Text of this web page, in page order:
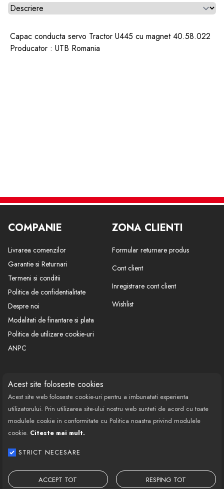
Acest site foloseste cookies
Acest site web foloseste cookie-uri pentru a imbunatati experienta
utilizatorului. Prin utilizarea site-ului nostru web sunteti de acord cu toate
modulele cookie in conformitate cu Politica noastra privind modulele
cookie. Citeste mai mult.
STRICT NECESARE
ACCEPT TOT RESPING TOT
Alegeti tab
Capac conducta servo Tractor U445 cu magnet 40.58.022
Producator : UTB Romania
COMPANIE
Livrarea comenzilor
Garantie si Returnari
Termeni si conditii
Politica de confidentialitate
Despre noi
Modalitati de finantare si plata
Politica de utilizare cookie-uri
ANPC
ZONA CLIENTI
Formular returnare produs
Cont client
Inregistrare cont client
Wishlist
CONTACT
Call Center: 0377 100 941
Program de lucru: Luni-Vineri
08:00 - 18:00
Email: contact@bestautovest.ro
SRL CUI: 32372789, Reg.Com.:
J02/1129/2013